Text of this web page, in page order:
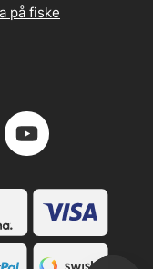
på fiske